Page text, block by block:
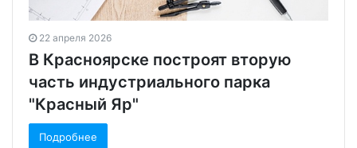
22 апреля 2026
В Красноярске построят вторую
часть индустриального парка
"Красный Яр"
Подробнее